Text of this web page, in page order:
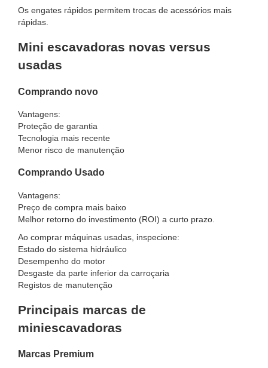
Os engates rápidos permitem trocas de acessórios mais
rápidas.
Mini escavadoras novas versus
usadas
Comprando novo
Vantagens:
Proteção de garantia
Tecnologia mais recente
Menor risco de manutenção
Comprando Usado
Vantagens:
Preço de compra mais baixo
Melhor retorno do investimento (ROI) a curto prazo.
Ao comprar máquinas usadas, inspecione:
Estado do sistema hidráulico
Desempenho do motor
Desgaste da parte inferior da carroçaria
Registos de manutenção
Principais marcas de
miniescavadoras
Marcas Premium